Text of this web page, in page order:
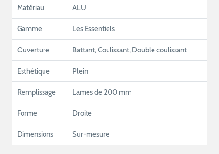
Matériau ALU
Gamme Les Essentiels
Ouverture Battant, Coulissant, Double coulissant
Esthétique Plein
Remplissage Lames de 200 mm
Forme Droite
Dimensions Sur-mesure